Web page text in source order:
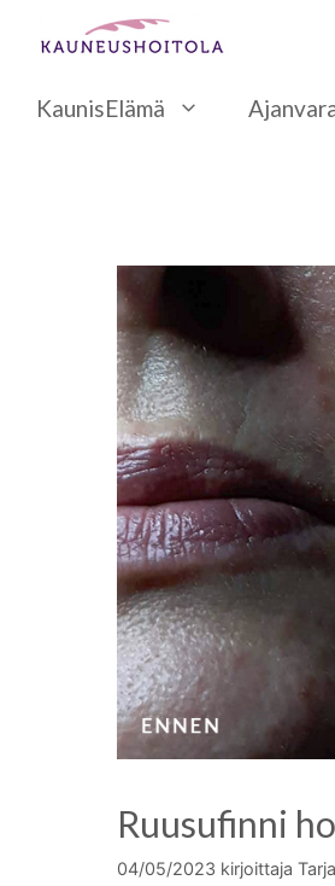
sisältöön
KaunisElämä
Ruusufinni
04/05/2023 kirjoittaja